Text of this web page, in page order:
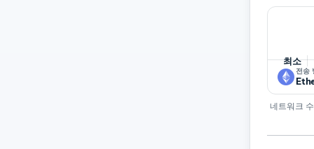
최소
전송
네트워크